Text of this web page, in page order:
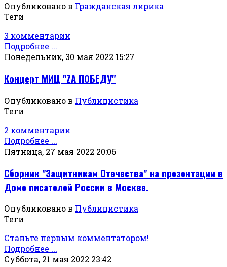
Опубликовано в Гражданская лирика
Теги
3 комментарии
Подробнее ...
Понедельник, 30 мая 2022 15:27
Концерт МИЦ "ZА ПОБЕДУ"
Опубликовано в Публицистика
Теги
2 комментарии
Подробнее ...
Пятница, 27 мая 2022 20:06
Сборник "Защитникам Отечества" на презентации в
Доме писателей России в Москве.
Опубликовано в Публицистика
Теги
Станьте первым комментатором!
Подробнее ...
Суббота, 21 мая 2022 23:42